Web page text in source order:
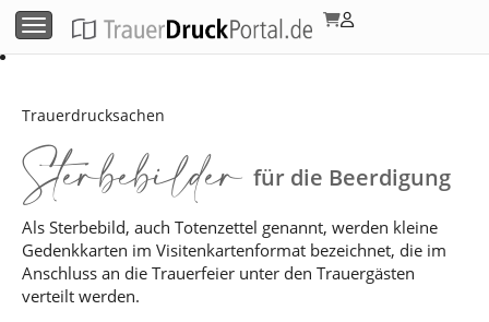
Menü umschalten
Trauerdrucksachen
Sterbebilder für die Beerdigung
Als Sterbebild, auch Totenzettel genannt, werden kleine
Gedenkkarten im Visitenkartenformat bezeichnet, die im
Anschluss an die Trauerfeier unter den Trauergästen
verteilt werden.